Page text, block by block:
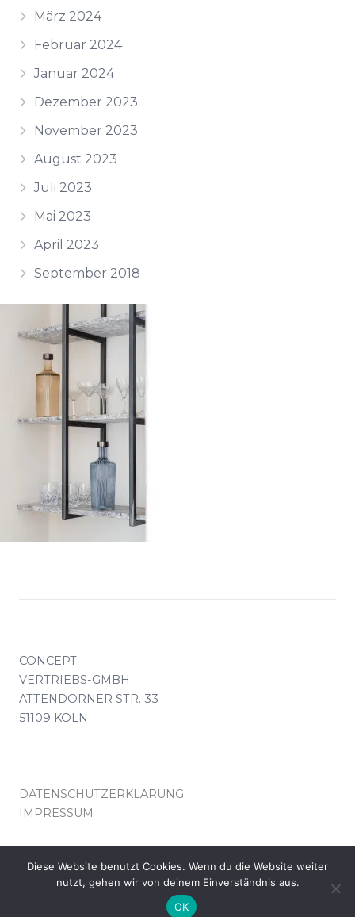
März 2024
Februar 2024
Januar 2024
Dezember 2023
November 2023
August 2023
Juli 2023
Mai 2023
April 2023
September 2018
CONCEPT
VERTRIEBS-GMBH
ATTENDORNER STR. 33
51109 KÖLN
DATENSCHUTZERKLÄRUNG
IMPRESSUM
© COPYRIGHT CONCEPT VERTRIEB KÖLN
Diese Website benutzt Cookies. Wenn du die Website weiter
nutzt, gehen wir von deinem Einverständnis aus.
OK